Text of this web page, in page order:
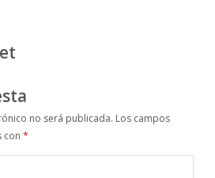
no será publicada. Los campos
con*